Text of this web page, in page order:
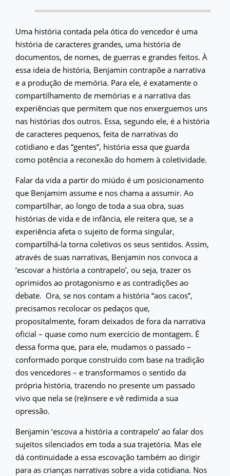
Uma história contada pela ótica do vencedor é uma
história de caracteres grandes, uma história de
documentos, de nomes, de guerras e grandes feitos. À
essa ideia de história, Benjamin contrapõe a narrativa
e a produção de memória. Para ele, é exatamente o
compartilhamento de memórias e a narrativa das
experiências que permitem que nos enxerguemos uns
nas histórias dos outros. Essa, segundo ele, é a história
de caracteres pequenos, feita de narrativas do
cotidiano e das “gentes”, história essa que guarda
como potência a reconexão do homem à coletividade.
Falar da vida a partir do miúdo é um posicionamento
que Benjamim assume e nos chama a assumir. Ao
compartilhar, ao longo de toda a sua obra, suas
histórias de vida e de infância, ele reitera que, se a
experiência afeta o sujeito de forma singular,
compartilhá-la torna coletivos os seus sentidos. Assim,
através de suas narrativas, Benjamin nos convoca a
‘escovar a história a contrapelo’, ou seja, trazer os
oprimidos ao protagonismo e as contradições ao
debate. Ora, se nos contam a história “aos cacos”,
precisamos recolocar os pedaços que,
propositalmente, foram deixados de fora da narrativa
oficial – quase como num exercício de montagem. É
dessa forma que, para ele, mudamos o passado –
conformado porque construído com base na tradição
dos vencedores – e transformamos o sentido da
própria história, trazendo no presente um passado
vivo que nela se (re)insere e vê redimida a sua
opressão.
Benjamin ‘escova a história a contrapelo’ ao falar dos
sujeitos silenciados em toda a sua trajetória. Mas ele
dá continuidade a essa escovação também ao dirigir
para as crianças narrativas sobre a vida cotidiana. Nos